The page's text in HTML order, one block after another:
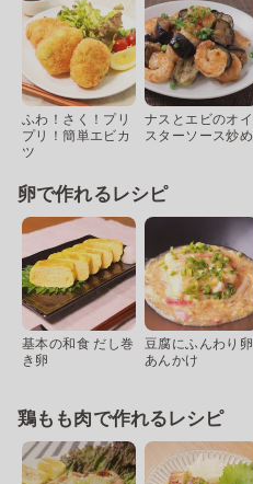
ふわ！さく！プリ
プリ！簡単エビカ
ツ
ナスとエビのオイ
スターソース炒め
卵で作れるレシピ
基本の和食 だし巻
き卵
豆腐にふんわり卵
あんかけ
鶏もも肉で作れるレシピ